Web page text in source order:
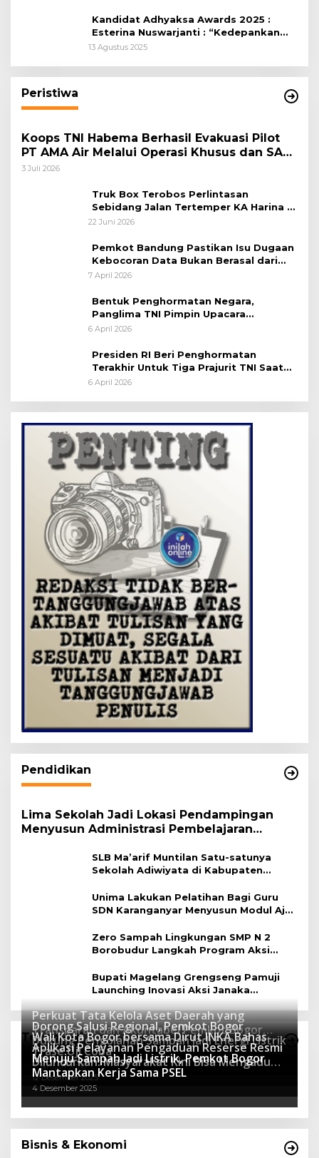
Kandidat Adhyaksa Awards 2025 :
Esterina Nuswarjanti : “Kedepankan
Keadilan Restoratif Wujudkan
13 Agustus 2025
Peristiwa
Koops TNI Habema Berhasil Evakuasi Pilot
PT AMA Air Melalui Operasi Khusus dan SAR
Taktis
3 Juli 2026
Truk Box Terobos Perlintasan
Sebidang Jalan Tertemper KA Harina di
Jalan Stasiun Poncol-Jrakah Semarang
22 Juni 2026
Pemkot Bandung Pastikan Isu Dugaan
Kebocoran Data Bukan Berasal dari
Server Disdukcapil
7 April 2026
Bentuk Penghormatan Negara,
Panglima TNI Pimpin Upacara
Pemakaman Militer
6 April 2026
Presiden RI Beri Penghormatan
Terakhir Untuk Tiga Prajurit TNI Saat
Persemayaman di Bandara Soekarno-
6 April 2026
Pendidikan
Lima Sekolah Jadi Lokasi Pendampingan
Menyusun Administrasi Pembelajaran
SLB Ma’arif Muntilan Satu-satunya
Sekolah Adiwiyata di Kabupaten
Unima Lakukan Pelatihan Bagi Guru
SDN Karanganyar Menyusun Modul Ajar
Zero Sampah Lingkungan SMP N 2
Borobudur Langkah Program Aksi
Bupati Magelang Grengseng Pamuji
Launching Inovasi Aksi Janaka
Program Sekolah Adiwiyata
Teknologi
Perkuat Tata Kelola Aset Daerah yang
Transparan dan Akuntabel Pemkot Bogor
Luncurkan SIMASDA
8 Juli 2026
Dorong Salusi Regional, Pemkot Bogor
Dukung Pengolahan Sampah Jadi Energi Listrik
8 April 2026
Wali Kota Bogor bersama Dirut INKA Bahas
Trase Uji Coba
7 Januari 2026
Aplikasi Pelayanan Pengaduan Reserse Resmi
Diluncurkan: Masyarakat Kini Bisa Mengadu
Lebih Cepat, Mudah, dan Terintegrasi
12 Desember 2025
Menuju Sampah Jadi Listrik, Pemkot Bogor
Mantapkan Kerja Sama PSEL
4 Desember 2025
Bisnis & Ekonomi